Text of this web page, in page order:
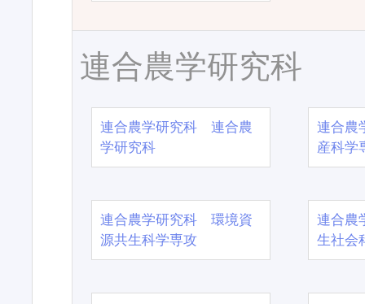
連合農学研究科
連合農学研究科 連合農
学研究科
連合農
産科学
連合農学研究科 環境資
源共生科学専攻
連合農
生社会